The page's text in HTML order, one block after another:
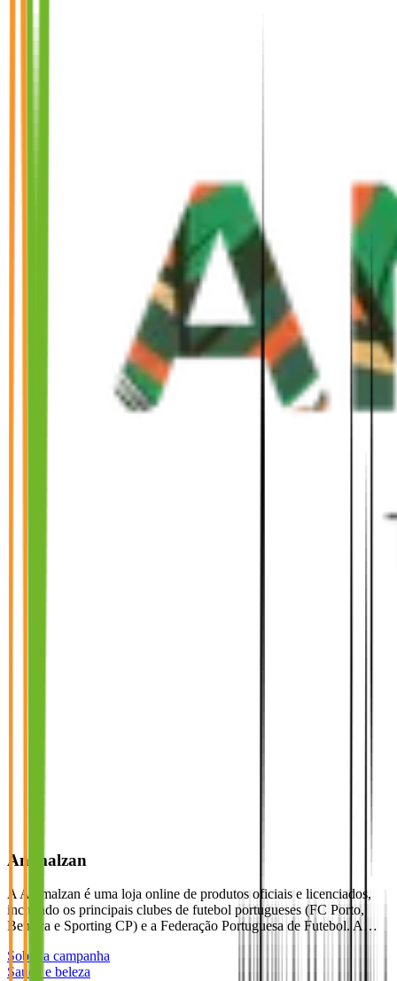
Animalzan
A Animalzan é uma loja online de produtos oficiais e licenciados,
incluindo os principais clubes de futebol portugueses (FC Porto,
Benfica e Sporting CP) e a Federação Portuguesa de Futebol. A…
Sobre a campanha
Saúde e beleza